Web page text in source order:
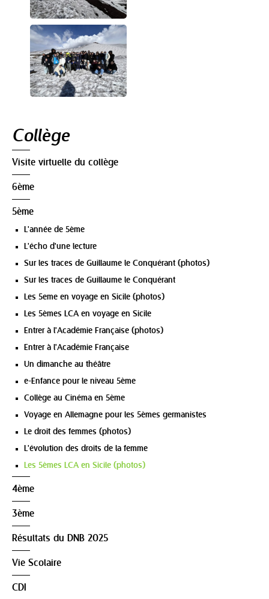
Collège
Visite virtuelle du collège
6ème
5ème
L'année de 5ème
L'écho d'une lecture
Sur les traces de Guillaume le Conquérant (photos)
Sur les traces de Guillaume le Conquérant
Les 5eme en voyage en Sicile (photos)
Les 5èmes LCA en voyage en Sicile
Entrer à l'Académie Française (photos)
Entrer à l'Académie Française
Un dimanche au théâtre
e-Enfance pour le niveau 5ème
Collège au Cinéma en 5ème
Voyage en Allemagne pour les 5èmes germanistes
Le droit des femmes (photos)
L'évolution des droits de la femme
Les 5èmes LCA en Sicile (photos)
4ème
3ème
Résultats du DNB 2025
Vie Scolaire
CDI